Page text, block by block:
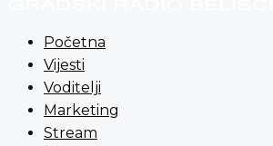
Početna
Vijesti
Voditelji
Marketing
Stream